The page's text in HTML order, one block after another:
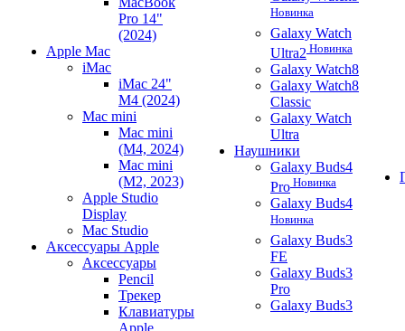
Pro 14"
(2024)
Apple Mac
iMac
iMac 24"
M4 (2024)
Mac mini
Mac mini
(M4, 2024)
Mac mini
(M2, 2023)
Apple Studio
Display
Mac Studio
Аксессуары Apple
Аксессуары
Pencil
Трекер
Клавиатуры
Apple
Новинка
Galaxy Watch
Ultra2 Новинка
Galaxy Watch8
Galaxy Watch8
Classic
Galaxy Watch
Ultra
Наушники
Galaxy Buds4
Pro Новинка
Galaxy Buds4
Новинка
Galaxy Buds3
FE
Galaxy Buds3
Pro
Galaxy Buds3